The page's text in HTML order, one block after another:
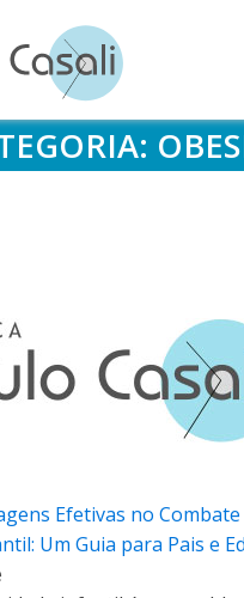
Efetivas no Combate
Um Guia para Pais e